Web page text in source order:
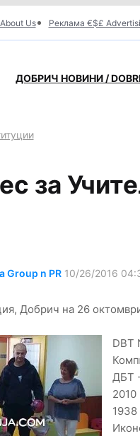
Us Реклама €$£
ДОБРИЧ НОВИНИ /
за
Group n PR 10/26/2016
Добрич на 26
DBT
ДБТ
2010